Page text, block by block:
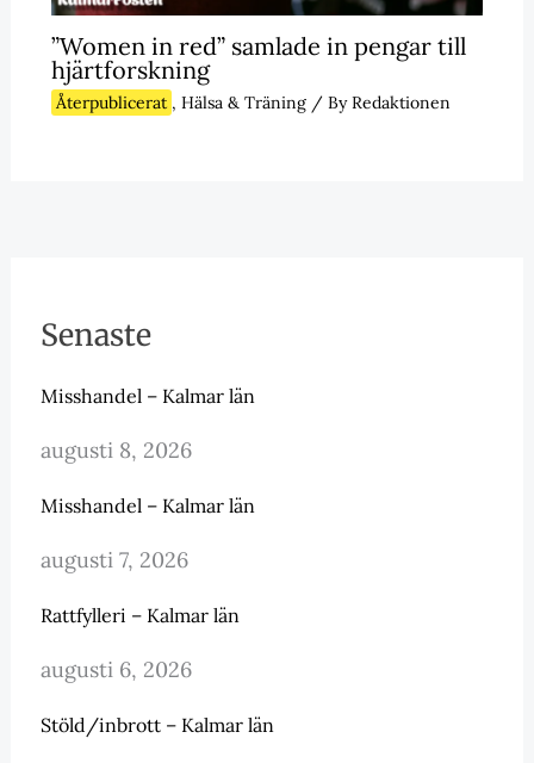
”Women in red” samlade in pengar till
hjärtforskning
Återpublicerat , Hälsa & Träning/ ByRedaktionen
Senaste
Misshandel – Kalmar län
augusti 8, 2026
Misshandel – Kalmar län
augusti 7, 2026
Rattfylleri – Kalmar län
augusti 6, 2026
Stöld/inbrott – Kalmar län